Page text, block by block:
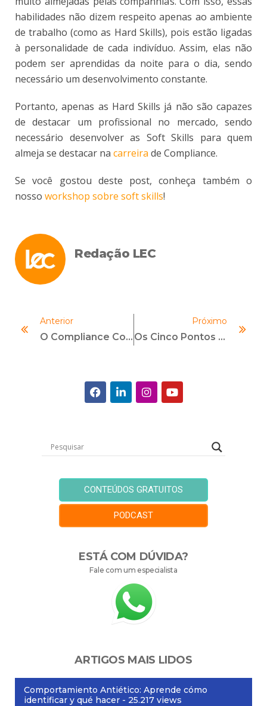
habilidades não dizem respeito apenas ao ambiente
de trabalho (como as Hard Skills), pois estão ligadas
à personalidade de cada indivíduo. Assim, elas não
podem ser aprendidas da noite para o dia, sendo
necessário um desenvolvimento constante.
Portanto, apenas as Hard Skills já não são capazes
de destacar um profissional no mercado, sendo
necessário desenvolver as Soft Skills para quem
almeja se destacar na carreira de Compliance.
Se você gostou deste post, conheça também o
nosso workshop sobre soft skills!
Redação LEC
Anterior
O Compliance Concorrencial Ganha Espaço
Próximo
Os Cinco Pontos De Atenção Em Compliance Para 2019
CONTEÚDOS GRATUITOS
PODCAST
ESTÁ COM DÚVIDA?
Fale com um especialista
ARTIGOS MAIS LIDOS
Comportamiento Antiético: Aprende cómo
identificar y qué hacer - 25.217 views